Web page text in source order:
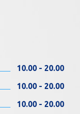
10.00 - 20.00
10.00 - 20.00
10.00 - 20.00